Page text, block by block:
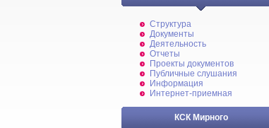
Структура
Документы
Деятельность
Отчеты
Проекты документов
Публичные слушания
Информация
Интернет-приемная
КСК Мирного